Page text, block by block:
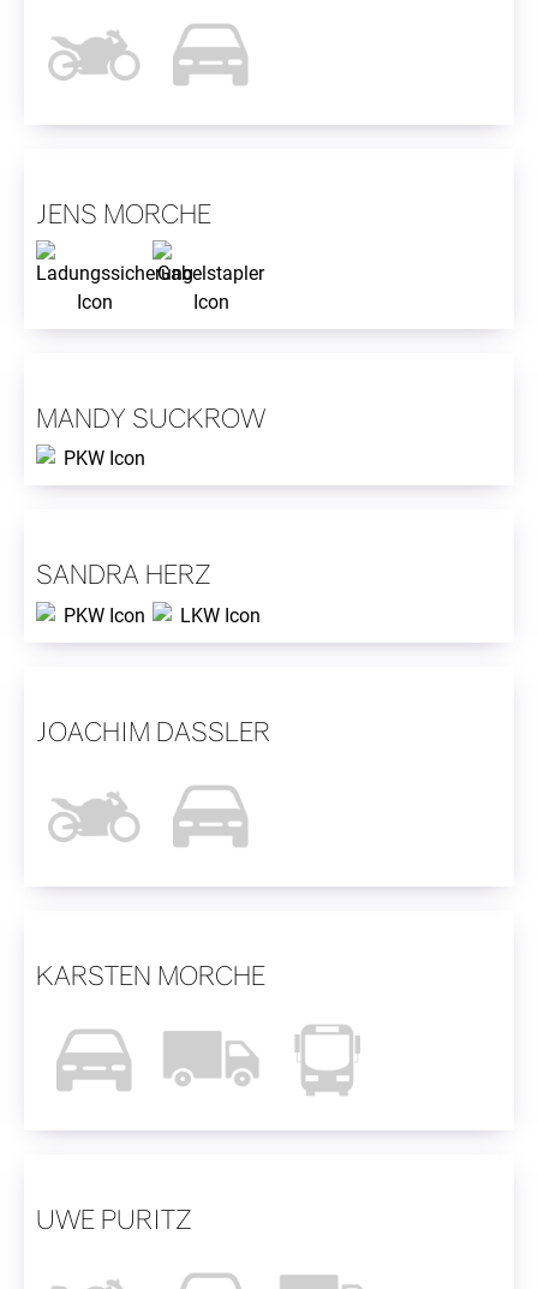
JENS MORCHE
MANDY SUCKROW
SANDRA HERZ
JOACHIM DASSLER
KARSTEN MORCHE
UWE PURITZ